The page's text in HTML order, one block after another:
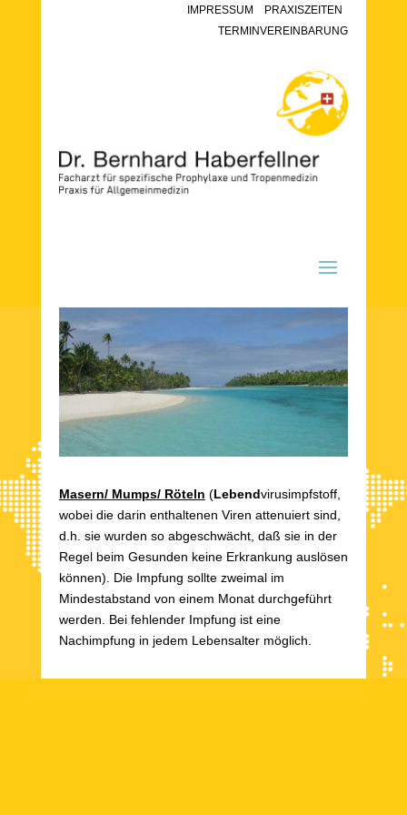
IMPRESSUM
PRAXISZEITEN
TERMINVEREINBARUNG
Masern/ Mumps/ Röteln (Lebendvirusimpfstoff,
wobei die darin enthaltenen Viren attenuiert sind,
d.h. sie wurden so abgeschwächt, daß sie in der
Regel beim Gesunden keine Erkrankung auslösen
können). Die Impfung sollte zweimal im
Mindestabstand von einem Monat durchgeführt
werden. Bei fehlender Impfung ist eine
Nachimpfung in jedem Lebensalter möglich.